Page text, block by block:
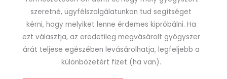
szeretné, ügyfélszolgálatunkon tud segítséget
kérni, hogy melyiket lenne érdemes kipróbálni. Ha
ezt választja, az eredetileg megvásárolt gyógyszer
árát teljese egészében levásárolhatja, legfeljebb a
különbözetért fizet (ha van).